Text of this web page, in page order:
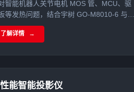
智能机器人关节电机 MOS 管、MCU、驱
等发热问题，结合宇树 GO-M8010-6 与零
控 eRob70 拆解案例，分析导热硅胶片、
组份导热凝胶、导热泥在关节电机散热中的
了解详情
能智能投影仪